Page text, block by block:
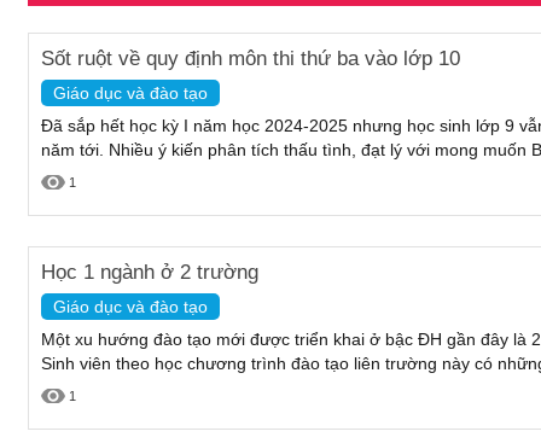
Sốt ruột về quy định môn thi thứ ba vào lớp 10
Giáo dục và đào tạo
Đã sắp hết học kỳ I năm học 2024-2025 nhưng học sinh lớp 9
năm tới. Nhiều ý kiến phân tích thấu tình, đạt lý với mong muốn
1
Học 1 ngành ở 2 trường
Giáo dục và đào tạo
Một xu hướng đào tạo mới được triển khai ở bậc ĐH gần đây là
Sinh viên theo học chương trình đào tạo liên trường này có
1